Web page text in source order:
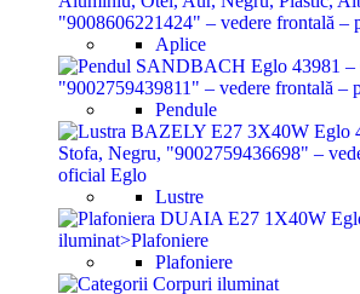
Aplice
Pendule
Lustre
Plafoniere